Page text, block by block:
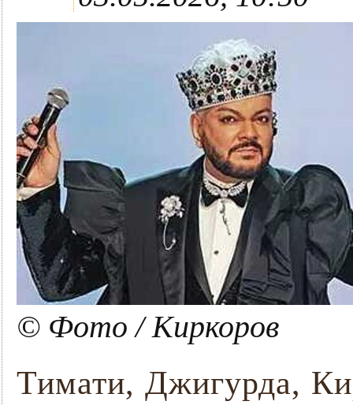
© Фото / Киркоров
Тимати, Джигурда,